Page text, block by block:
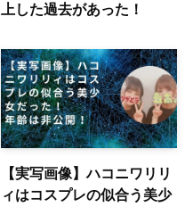
上した過去があった！
【実写画像】ハコニワリリ
ィはコスプレの似合う美少